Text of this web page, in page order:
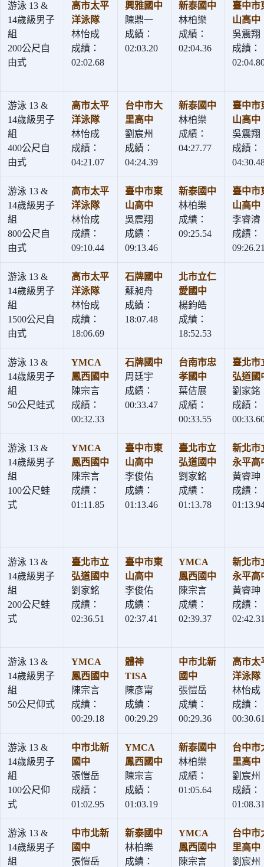
游泳 13 &
14歲級男子
組
200公尺自
由式
高市太平
洋泳隊
林怡成
成績：
02:02.68
興雅國中
陳鼎一
成績：
02:03.20
新泰國中
林柏樂
成績：
02:04.36
臺中市
山高中
吳震翔
成績：
游泳 13 &
14歲級男子
組
400公尺自
由式
高市太平
洋泳隊
林怡成
成績：
04:21.07
台中市大
里高中
劉宸州
成績：
04:24.39
新泰國中
林柏樂
成績：
04:27.77
臺中市
山高中
吳震翔
成績：
游泳 13 &
14歲級男子
組
800公尺自
由式
高市太平
洋泳隊
林怡成
成績：
09:10.44
臺中市東
山高中
吳震翔
成績：
09:13.46
新泰國中
林柏樂
成績：
09:25.54
臺中市
山高中
李睿濬
成績：
游泳 13 &
14歲級男子
組
1500公尺自
由式
高市太平
洋泳隊
林怡成
成績：
18:06.69
石牌國中
蘇昶舟
成績：
18:07.48
北市立仁
愛國中
楊鈞皓
成績：
18:52.53
游泳 13 &
14歲級男子
組
50公尺蛙式
YMCA
鳳西國中
陳宗言
成績：
00:32.33
石牌國中
周廷宇
成績：
00:33.47
台南市忠
孝國中
葉佶展
成績：
00:33.55
臺北市
弘道國
劉家銘
成績：
游泳 13 &
14歲級男子
組
100公尺蛙
式
YMCA
鳳西國中
陳宗言
成績：
01:11.85
臺中市東
山高中
李俊佑
成績：
01:13.46
臺北市立
弘道國中
劉家銘
成績：
01:13.78
新北市
永平高
黃睿珅
成績：
游泳 13 &
14歲級男子
組
200公尺蛙
式
臺北市立
弘道國中
劉家銘
成績：
02:36.51
臺中市東
山高中
李俊佑
成績：
02:37.41
YMCA
鳳西國中
陳宗言
成績：
02:39.37
新北市
永平高
黃睿珅
成績：
游泳 13 &
14歲級男子
組
50公尺仰式
YMCA
鳳西國中
陳宗言
成績：
00:29.18
體神
TISA
陳彥甯
成績：
00:29.29
中市北新
國中
張愷岳
成績：
00:29.36
高市太
洋泳隊
林怡成
成績：
游泳 13 &
14歲級男子
組
100公尺仰
式
中市北新
國中
張愷岳
成績：
01:02.95
YMCA
鳳西國中
陳宗言
成績：
01:03.19
新泰國中
林柏樂
成績：
01:05.64
台中市
里高中
劉宸州
成績：
游泳 13 &
14歲級男子
組
中市北新
國中
張愷岳
新泰國中
林柏樂
成績：
YMCA
鳳西國中
陳宗言
台中市
里高中
劉宸州